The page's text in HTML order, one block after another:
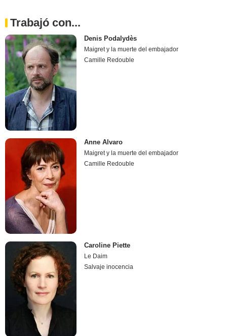
Trabajó con...
Denis Podalydès
Maigret y la muerte del embajador
Camille Redouble
Anne Alvaro
Maigret y la muerte del embajador
Camille Redouble
Caroline Piette
Le Daim
Salvaje inocencia